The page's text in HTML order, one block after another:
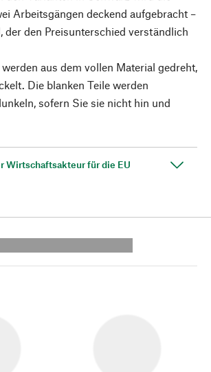
Arbeitsgängen deckend aufgebracht –
der den Preisunterschied verständlich
aus dem vollen Material gedreht,
Die blanken Teile werden
sofern Sie sie nicht hin und
Wirtschaftsakteur für die EU